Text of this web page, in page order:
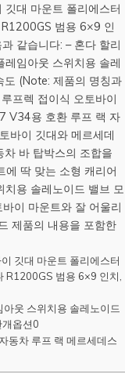
대 마운트 폴리에스터
범용 6×9 인
같습니다: – 혼다 할리
임아웃 스위치용 솔레
(Note: 제품의 명칭과
프렉 접이식 오토바이
V34용 호환 루프 랙 자
바이 깃대와 메르세데
바 탑박스의 조합을
에 딱 맞는 소형 캐리어
치용 솔레노이드 밸브 모
이 마운트와 잘 어울리
제품의 내용을 포함한
깃대 마운트 폴리에스터
R1200GS 범용 6×9 인치,
웃 스위치용 솔레노이드
옵션0
동차 루프 랙 메르세데스